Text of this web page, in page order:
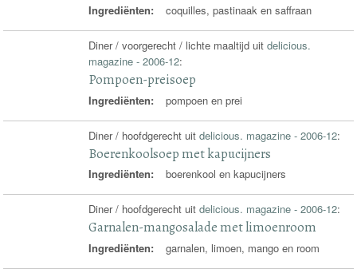
Ingrediënten: coquilles, pastinaak en saffraan
Diner / voorgerecht / lichte maaltijd uitdelicious.
magazine - 2006-12:
Pompoen-preisoep
Ingrediënten: pompoen en prei
Diner / hoofdgerecht uitdelicious. magazine - 2006-12:
Boerenkoolsoep met kapucijners
Ingrediënten: boerenkool en kapucijners
Diner / hoofdgerecht uitdelicious. magazine - 2006-12:
Garnalen-mangosalade met limoenroom
Ingrediënten: garnalen, limoen, mango en room